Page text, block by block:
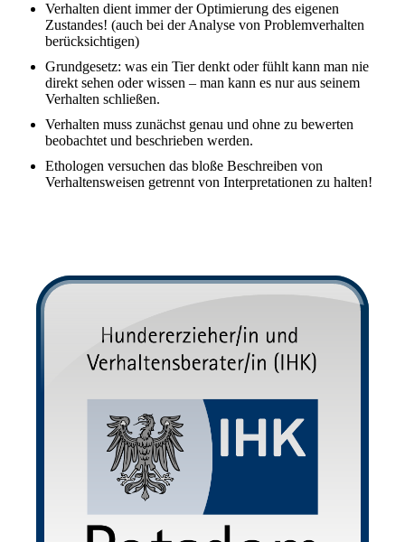
Verhalten dient immer der Optimierung des eigenen
Zustandes! (auch bei der Analyse von Problemverhalten
berücksichtigen)
Grundgesetz: was ein Tier denkt oder fühlt kann man nie
direkt sehen oder wissen – man kann es nur aus seinem
Verhalten schließen.
Verhalten muss zunächst genau und ohne zu bewerten
beobachtet und beschrieben werden.
Ethologen versuchen das bloße Beschreiben von
Verhaltensweisen getrennt von Interpretationen zu halten!